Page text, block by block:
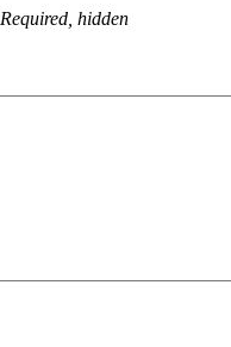
Required, hidden